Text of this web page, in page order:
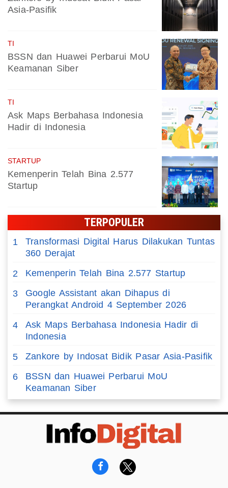
Asia-Pasifik
TI
BSSN dan Huawei Perbarui MoU
Keamanan Siber
TI
Ask Maps Berbahasa Indonesia
Hadir di Indonesia
STARTUP
Kemenperin Telah Bina 2.577
Startup
TERPOPULER
1
Transformasi Digital Harus Dilakukan Tuntas
360 Derajat
2
Kemenperin Telah Bina 2.577 Startup
3
Google Assistant akan Dihapus di
Perangkat Android 4 September 2026
4
Ask Maps Berbahasa Indonesia Hadir di
Indonesia
5
Zankore by Indosat Bidik Pasar Asia-Pasifik
6
BSSN dan Huawei Perbarui MoU
Keamanan Siber